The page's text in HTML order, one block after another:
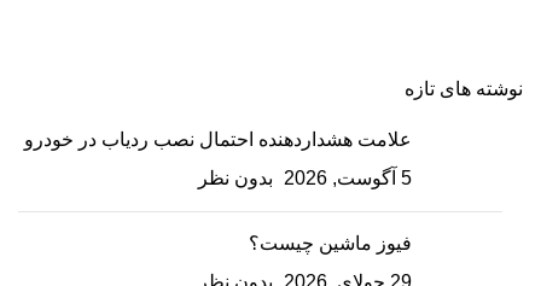
نوشته های تازه
علامت هشداردهنده احتمال نصب ردیاب در خودرو
5 آگوست, 2026
بدون نظر
فیوز ماشین چیست؟
29 جولای, 2026
بدون نظر